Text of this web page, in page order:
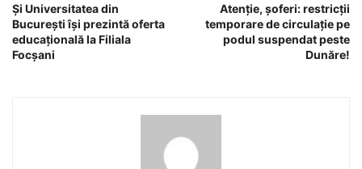
Și Universitatea din
București își prezintă oferta
educațională la Filiala
Focșani
Atenție, șoferi: restricții
temporare de circulație pe
podul suspendat peste
Dunăre!